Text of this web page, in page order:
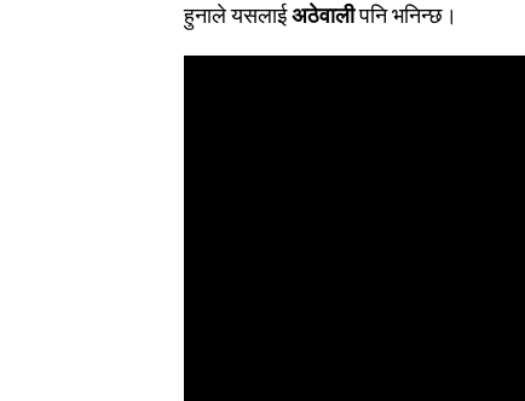
हुनाले यसलाईअठेवालीपनि भनिन्छ।